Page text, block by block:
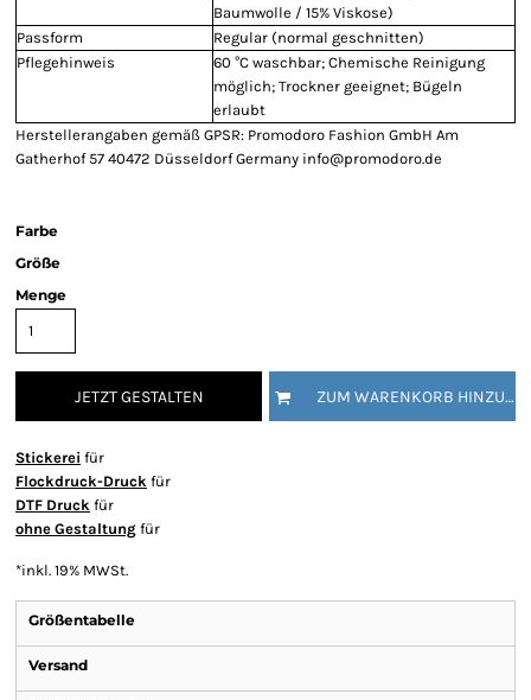
Baumwolle / 15% Viskose)
Passform
Regular (normal geschnitten)
Pflegehinweis
60 °C waschbar; Chemische Reinigung
möglich; Trockner geeignet; Bügeln
erlaubt
Herstellerangaben gemäß GPSR: Promodoro Fashion GmbH Am
Gatherhof 57 40472 Düsseldorf Germany info@promodoro.de
Farbe
Größe
Menge
JETZT GESTALTEN ZUM WARENKORB HINZUFÜGEN
Stickerei für
Flockdruck-Druck für
DTF Druck für
ohne Gestaltung für
*inkl. 19% MWSt.
Größentabelle
Versand